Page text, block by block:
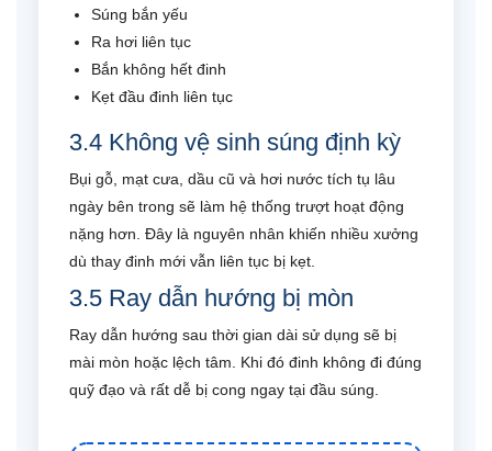
Súng bắn yếu
Ra hơi liên tục
Bắn không hết đinh
Kẹt đầu đinh liên tục
3.4 Không vệ sinh súng định kỳ
Bụi gỗ, mạt cưa, dầu cũ và hơi nước tích tụ lâu
ngày bên trong sẽ làm hệ thống trượt hoạt động
nặng hơn. Đây là nguyên nhân khiến nhiều xưởng
dù thay đinh mới vẫn liên tục bị kẹt.
3.5 Ray dẫn hướng bị mòn
Ray dẫn hướng sau thời gian dài sử dụng sẽ bị
mài mòn hoặc lệch tâm. Khi đó đinh không đi đúng
quỹ đạo và rất dễ bị cong ngay tại đầu súng.